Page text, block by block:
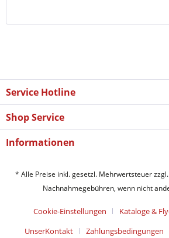
Service Hotline
Shop Service
Informationen
* Alle Preise inkl. gesetzl. Mehrwertsteuer zzgl.
Nachnahmegebühren, wenn nicht
Cookie-Einstellungen Kataloge &
UnserKontakt
Zahlungsbedingungen